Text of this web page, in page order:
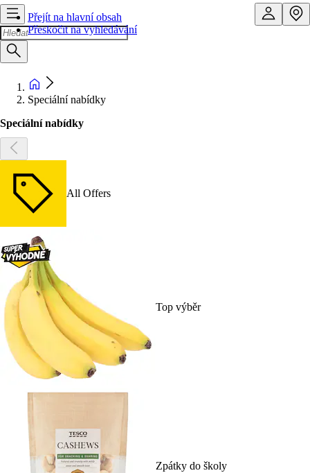
Přejít na hlavní obsah
Přeskočit na vyhledávání
Speciální nabídky
Speciální nabídky
All Offers
Top výběr
Zpátky do školy